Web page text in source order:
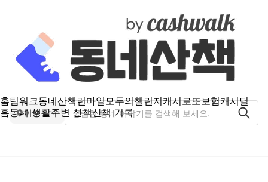
홈팀워크동네산책런마일모두의챌린지캐시로또보험캐시딜
홈동네 생활주변 산책산책 기록
아주동